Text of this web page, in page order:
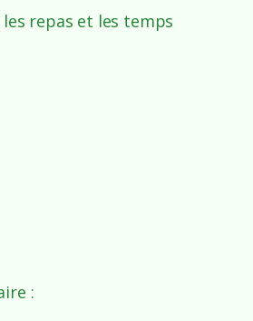
repas et les temps
: